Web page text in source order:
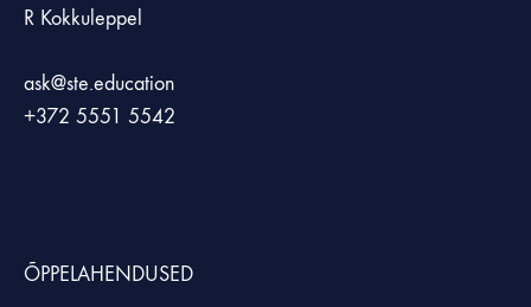
R Kokkuleppel
ask@ste.education
+372 5551 5542
ÕPPELAHENDUSED